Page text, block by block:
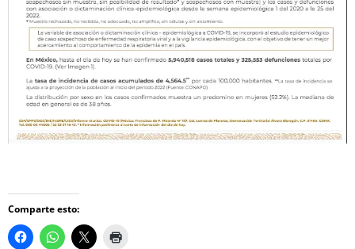
Comparte esto: